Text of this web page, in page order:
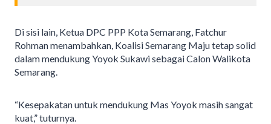
Di sisi lain, Ketua DPC PPP Kota Semarang, Fatchur
Rohman menambahkan, Koalisi Semarang Maju tetap solid
dalam mendukung Yoyok Sukawi sebagai Calon Walikota
Semarang.
“Kesepakatan untuk mendukung Mas Yoyok masih sangat
kuat,” tuturnya.